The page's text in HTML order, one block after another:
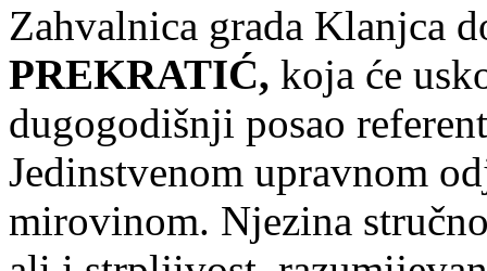
Zahvalnica grada Klanjca
PREKRATIĆ, koja će
dugogodišnji posao
Jedinstvenom upravnom
mirovinom. Njezina